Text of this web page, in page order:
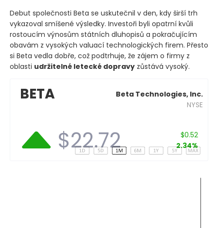
Debut společnosti Beta se uskutečnil v den, kdy širší trh
vykazoval smíšené výsledky. Investoři byli opatrní kvůli
rostoucím výnosům státních dluhopisů a pokračujícím
obavám z vysokých valuací technologických firem. Přesto
si Beta vedla dobře, což podtrhuje, že zájem o firmy z
oblasti udržitelné letecké dopravy zůstává vysoký.
BETA
Beta Technologies, Inc.
NYSE
$22.72
$0.52
2.34%